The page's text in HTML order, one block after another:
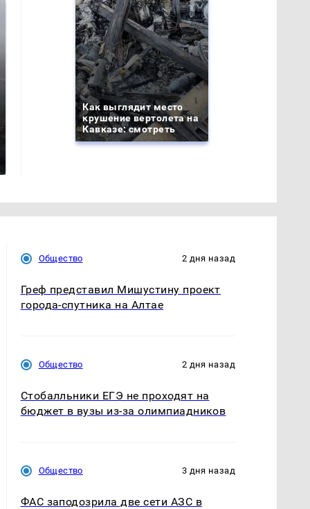
Таких событий не
было с 1945: чего
В магазинах России
Как выглядит место
крушение вертолета на
Кавказе: смотреть
Общество 2 дня назад
Греф представил Мишустину проект
города-спутника на Алтае
Общество 2 дня назад
Стобалльники ЕГЭ не проходят на
бюджет в вузы из-за олимпиадников
Общество 3 дня назад
ФАС заподозрила две сети АЗС в